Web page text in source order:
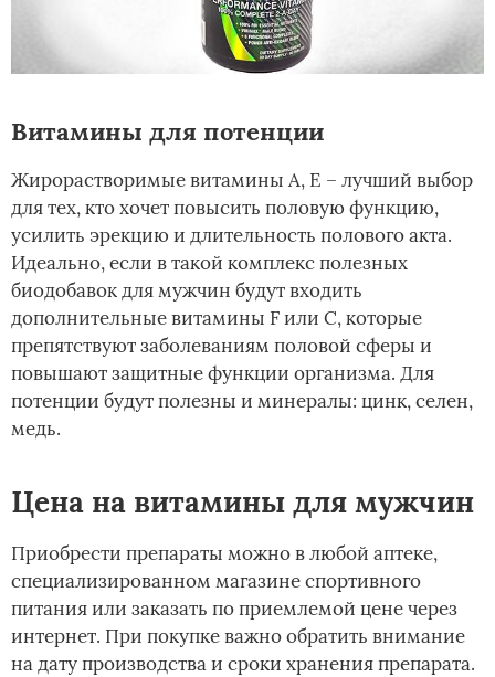
Витамины для потенции
Жирорастворимые витамины А, Е – лучший выбор
для тех, кто хочет повысить половую функцию,
усилить эрекцию и длительность полового акта.
Идеально, если в такой комплекс полезных
биодобавок для мужчин будут входить
дополнительные витамины F или С, которые
препятствуют заболеваниям половой сферы и
повышают защитные функции организма. Для
потенции будут полезны и минералы: цинк, селен,
медь.
Цена на витамины для мужчин
Приобрести препараты можно в любой аптеке,
специализированном магазине спортивного
питания или заказать по приемлемой цене через
интернет. При покупке важно обратить внимание
на дату производства и сроки хранения препарата.